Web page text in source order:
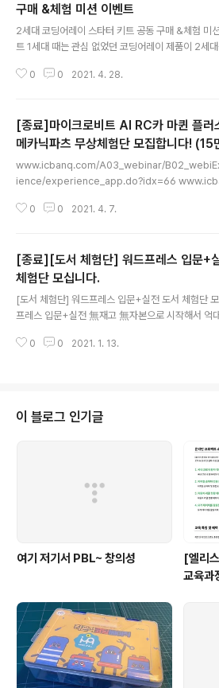
을 연결할려면 빵판에 전선들을 주욱~ 연결했어야 했
저 직코 쉴드 덕분에 엄청 편했다. 이전에 눈여겨본 키
있긴 한데, 직코 쉴드도 상당한 매력이 있다. 그리고
두이노에서, 앱인벤터에서 제어해야 한다. 근데 쉬워
구매 &체험 미션 이벤트
2세대 코딩어레이 스타터 키트 공동 구매 &체험 미
트 1세대 때는 관심 없었던 코딩어레이 제품이 2세대
려고 하면 얼토당토하는 문제들이 발생 한다. 그래서
건 아두이노용이 아닌 라즈베리파이 피고용 2세대 코
레이다. 현재 공동구매&체험 미션 이벤트 중이다. 아
면 좋겠다. 코딩어레이 아두이노 스타터 센서 키트 :
레이 코딩어레이 아두이노 스타터 센서 키트
e.naver.com 2세대 코딩어레이 스타터 키트 공동
0 0 2021. 4. 28.
[종료]마이크로비트 AI RC카 마퀸 플러
메카닉파츠 무상체험단 모집합니다! (15
상당!)
www.icbanq.com/A03_webinar/
ience/experience_app.do?idx=66
EM 교육로봇(마퀸용 메카닉 로더파츠 4개종류 포함
장기능/확장포트를 제공합니다. 마퀸용 메카닉파츠
된 상품입니다. - 135000원 국내 최대 전자
q.com 마이크로비트 AI RC카 마퀸 플러스&메카
무상체험단 모집 아이씨뱅큐에서 좋은 제품으로 무
단을 모집한다. 마퀸에서 업그레이드 된 마퀸플러스를
약해 보면 온보드의 WS2812 RGB..
0 0 2021. 4. 7.
[종료][도서 체험단] 워드프레스 입문+
체험단 모십니다.
[도서 체험단] 워드프레스 입문+실전 도서 체험단 모십니다. 홍마
프레스 입문+실전 無재고 無자본으로 시작해서 억
시작해서 억대 매출 올리는 '인스타그램 공동구매 실
제일 눈에 들어 온다. 직접 실습 할 수 있는 카페24 3
니 " - 웹사이트 구축에 필요한 기초 지식이 없는..
0 0 2021. 1. 13.
이 블로그 인기글
여기 저기서 PBL~ 창의성
[엘리
교육과